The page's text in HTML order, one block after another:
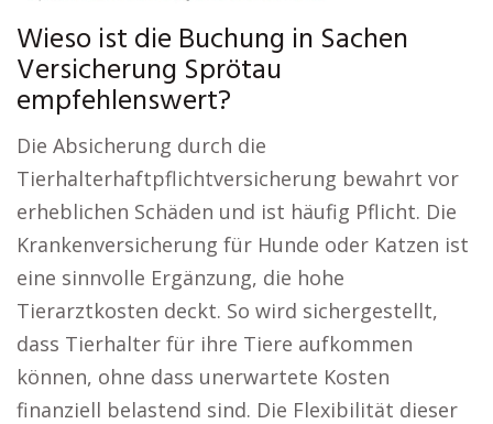
Wieso ist die Buchung in Sachen
Versicherung Sprötau
empfehlenswert?
Die Absicherung durch die
Tierhalterhaftpflichtversicherung bewahrt vor
erheblichen Schäden und ist häufig Pflicht. Die
Krankenversicherung für Hunde oder Katzen ist
eine sinnvolle Ergänzung, die hohe
Tierarztkosten deckt. So wird sichergestellt,
dass Tierhalter für ihre Tiere aufkommen
können, ohne dass unerwartete Kosten
finanziell belastend sind. Die Flexibilität dieser